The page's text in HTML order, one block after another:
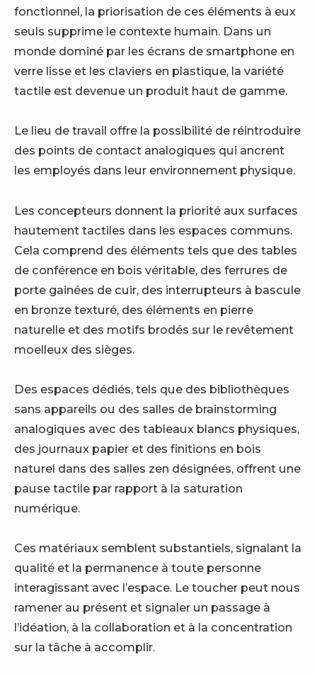
fonctionnel, la priorisation de ces éléments à eux
seuls supprime le contexte humain. Dans un
monde dominé par les écrans de smartphone en
verre lisse et les claviers en plastique, la variété
tactile est devenue un produit haut de gamme.
Le lieu de travail offre la possibilité de réintroduire
des points de contact analogiques qui ancrent
les employés dans leur environnement physique.
Les concepteurs donnent la priorité aux surfaces
hautement tactiles dans les espaces communs.
Cela comprend des éléments tels que des tables
de conférence en bois véritable, des ferrures de
porte gainées de cuir, des interrupteurs à bascule
en bronze texturé, des éléments en pierre
naturelle et des motifs brodés sur le revêtement
moelleux des sièges.
Des espaces dédiés, tels que des bibliothèques
sans appareils ou des salles de brainstorming
analogiques avec des tableaux blancs physiques,
des journaux papier et des finitions en bois
naturel dans des salles zen désignées, offrent une
pause tactile par rapport à la saturation
numérique.
Ces matériaux semblent substantiels, signalant la
qualité et la permanence à toute personne
interagissant avec l’espace. Le toucher peut nous
ramener au présent et signaler un passage à
l’idéation, à la collaboration et à la concentration
sur la tâche à accomplir.